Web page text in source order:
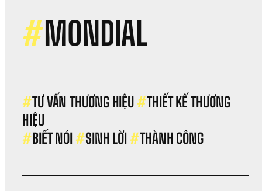
#MONDIAL
#TƯ VẤN THƯƠNG HIỆU #THIẾT KẾ THƯƠNG
HIỆU
#BIẾT NÓI #SINH LỜI #THÀNH CÔNG